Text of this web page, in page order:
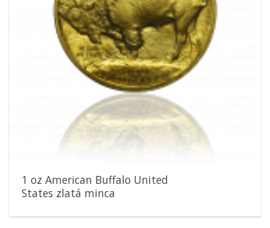
1 oz American Buffalo United
States zlatá minca